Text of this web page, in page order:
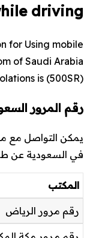
driving
for Using mobile
of Saudi Arabia
is (500SR) ✔️
رقم المرور
يمكن التواصل مع
في السعودية عن
المكتب
رقم مرور الرياض